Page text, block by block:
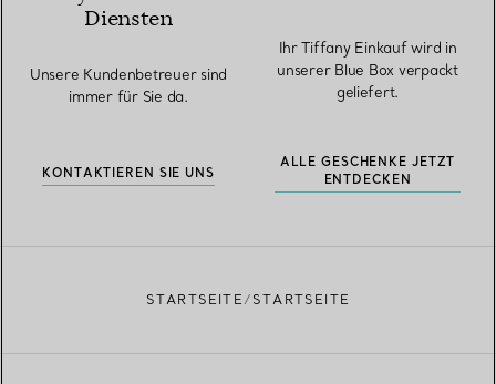
Diensten
Unsere Kundenbetreuer sind
immer für Sie da.
KONTAKTIEREN SIE UNS
Ihr Tiffany Einkauf wird in
unserer Blue Box verpackt
geliefert.
ALLE GESCHENKE JETZT
ENTDECKEN
STARTSEITE STARTSEITE